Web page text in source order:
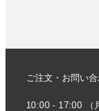
ご注文・お問い
10:00 - 17:00 （